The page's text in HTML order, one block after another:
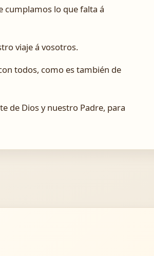
cumplamos lo que falta á
viaje á vosotros.
todos, como es también de
de Dios y nuestro Padre, para